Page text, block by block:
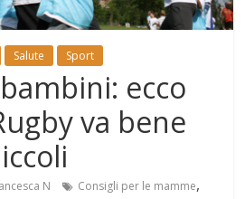
Salute Sport
ecco
va bene
N Consigli per le mamme,